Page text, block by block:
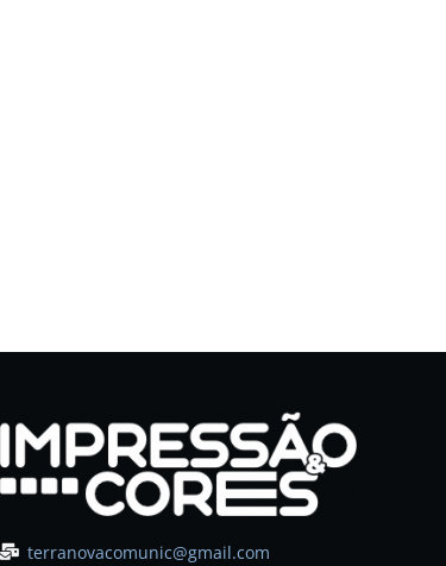
terranovacomunic@gmail.com